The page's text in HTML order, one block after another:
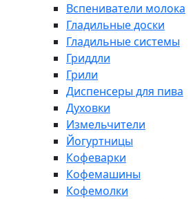
Вспениватели молока
Гладильные доски
Гладильные системы
Гриддли
Грили
Диспенсеры для пива
Духовки
Измельчители
Йогуртницы
Кофеварки
Кофемашины
Кофемолки